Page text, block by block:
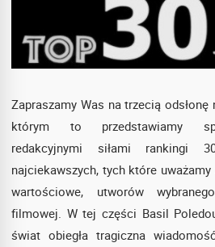
Zapraszamy Was na trzecią
którym to przedstawiamy
redakcyjnymi siłami rankingi
najciekawszych, tych które
wartościowe, utworów
filmowej. W tej części Basil
świat obiegła tragiczna